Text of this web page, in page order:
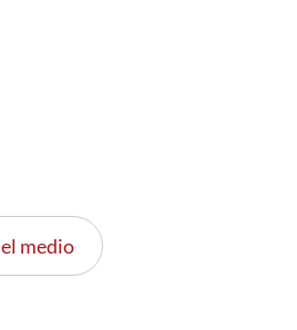
medio